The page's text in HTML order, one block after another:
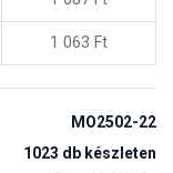
1 063 Ft
MO2502-22
1023 db készleten